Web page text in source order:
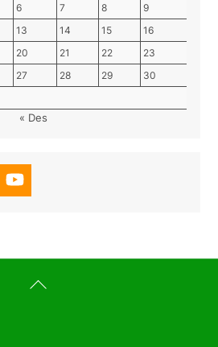
6 7 8
9
13 14 15
16
20 21 22
23
27 28 29
30
« Des
Back
To